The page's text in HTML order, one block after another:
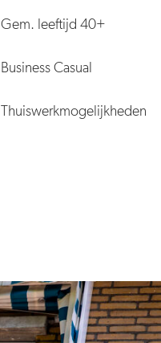
Gem. leeftijd 40+
Business Casual
Thuiswerkmogelijkheden